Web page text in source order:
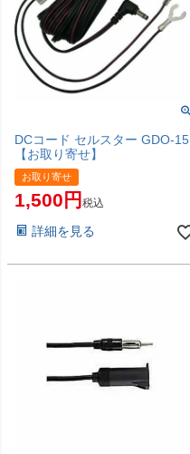
DCコード セルスター GDO-15
【お取り寄せ】
お取り寄せ
1,500 税込
詳細を見る